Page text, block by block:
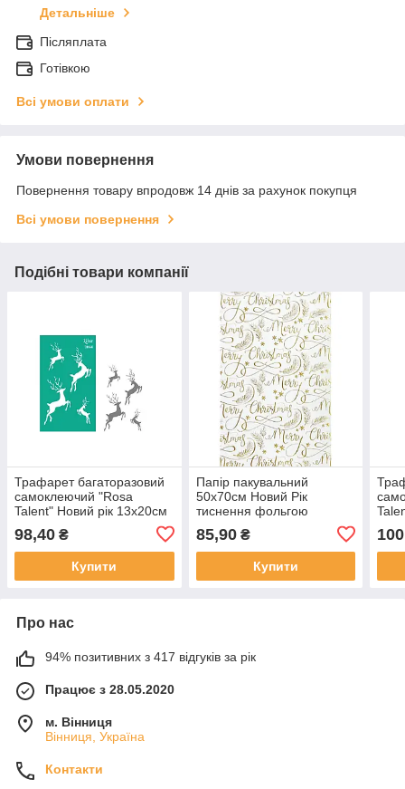
Детальніше
Післяплата
Готівкою
Всі умови оплати
Умови повернення
Повернення товару впродовж 14 днів за рахунок покупця
Всі умови повернення
Подібні товари компанії
Трафарет багаторазовий
самоклеючий "Rosa
Talent" Новий рік 13х20см
98,40 ₴
Купити
Папір пакувальний
50х70см Новий Рік
тиснення фольгою
№BM.25550/Buromax/(1)
(20)(500)
85,90₴
Купити
100
Про нас
94% позитивних з 417 відгуків за рік
Працює з 28.05.2020
м. Вінниця
Вінниця, Україна
Контакти